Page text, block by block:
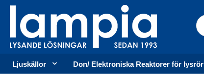
Ljuskällor Don/ Elektroniska Reaktorer för lysrör